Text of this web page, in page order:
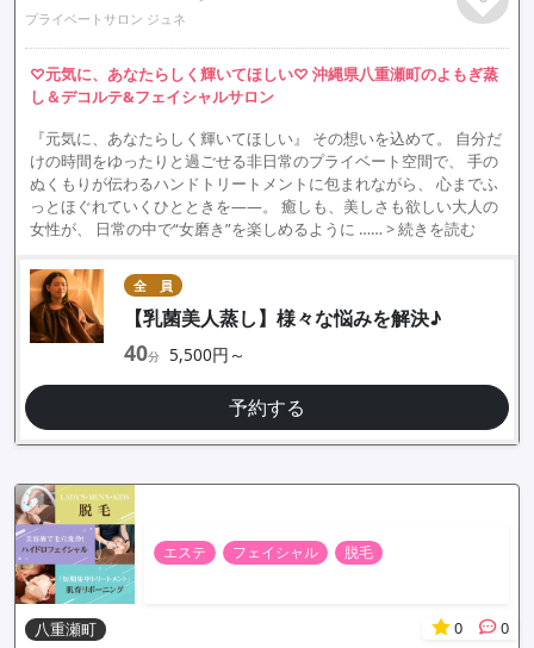
プライベートサロン ジュネ
♡元気に、あなたらしく輝いてほしい♡ 沖縄県八重瀬町のよもぎ蒸
し＆デコルテ&フェイシャルサロン
『元気に、あなたらしく輝いてほしい』 その想いを込めて。 自分だ
けの時間をゆったりと過ごせる非日常のプライベート空間で、 手の
ぬくもりが伝わるハンドトリートメントに包まれながら、 心までふ
っとほぐれていくひとときを——。 癒しも、美しさも欲しい大人の
女性が、 日常の中で“女磨き”を楽しめるように …… > 続きを読む
全 員
【乳菌美人蒸し】様々な悩みを解決♪
40分 5,500円～
予約する
エステ フェイシャル 脱毛
八重瀬町 0 0